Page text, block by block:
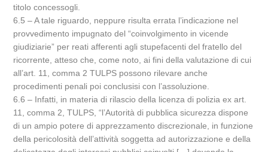
titolo concessogli.
6.5 – A tale riguardo, neppure risulta errata l’indicazione nel
provvedimento impugnato del “coinvolgimento in vicende
giudiziarie” per reati afferenti agli stupefacenti del fratello del
ricorrente, atteso che, come noto, ai fini della valutazione di cui
all’art. 11, comma 2 TULPS possono rilevare anche
procedimenti penali poi conclusisi con l’assoluzione.
6.6 – Infatti, in materia di rilascio della licenza di polizia ex art.
11, comma 2, TULPS, “l’Autorità di pubblica sicurezza dispone
di un ampio potere di apprezzamento discrezionale, in funzione
della pericolosità dell’attività soggetta ad autorizzazione e della